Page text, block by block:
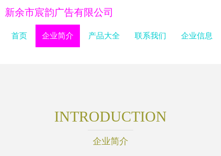
新余市宸韵广告有限公司
首页 企业简介 产品大全 联系我们 企业信息
INTRODUCTION
企业简介